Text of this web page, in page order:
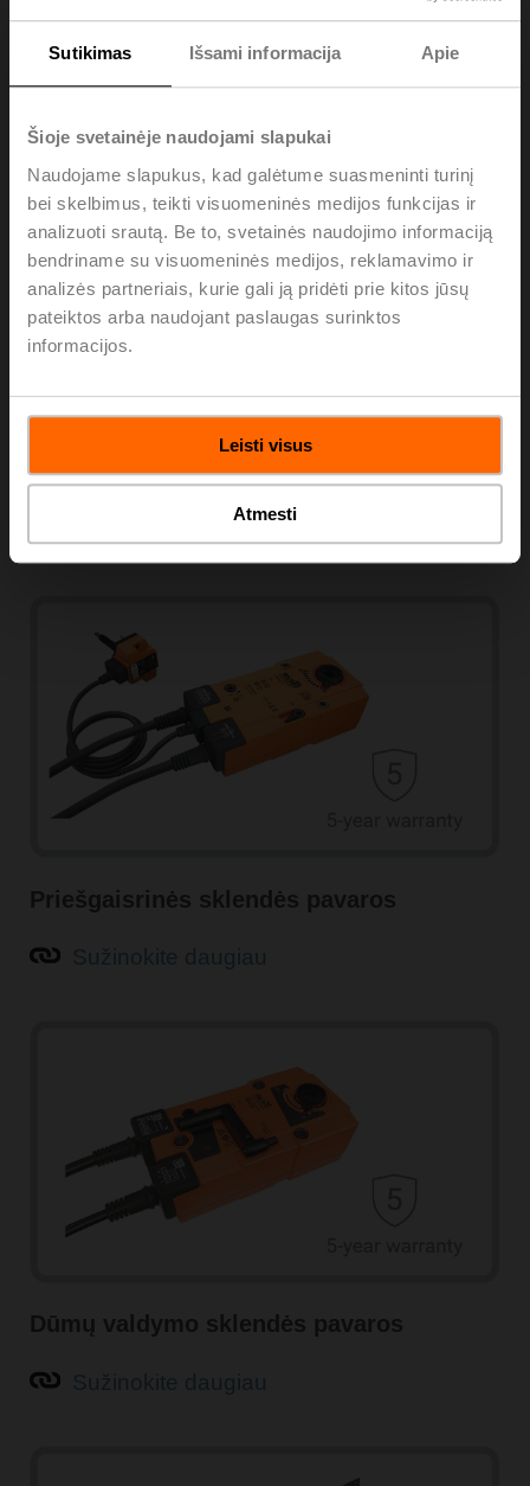
Sutikimas Išsami informacija Apie
Šioje svetainėje naudojami slapukai
Naudojame slapukus, kad galėtume suasmeninti turinį
bei skelbimus, teikti visuomeninės medijos funkcijas ir
analizuoti srautą. Be to, svetainės naudojimo informaciją
bendriname su visuomeninės medijos, reklamavimo ir
analizės partneriais, kurie gali ją pridėti prie kitos jūsų
pateiktos arba naudojant paslaugas surinktos
informacijos.
Leisti visus
Atmesti
Greitaeigės pavaros
Linijinės pavaros
Priešgaisrinės sklendės pavaros
Dūmų valdymo sklendės pavaros